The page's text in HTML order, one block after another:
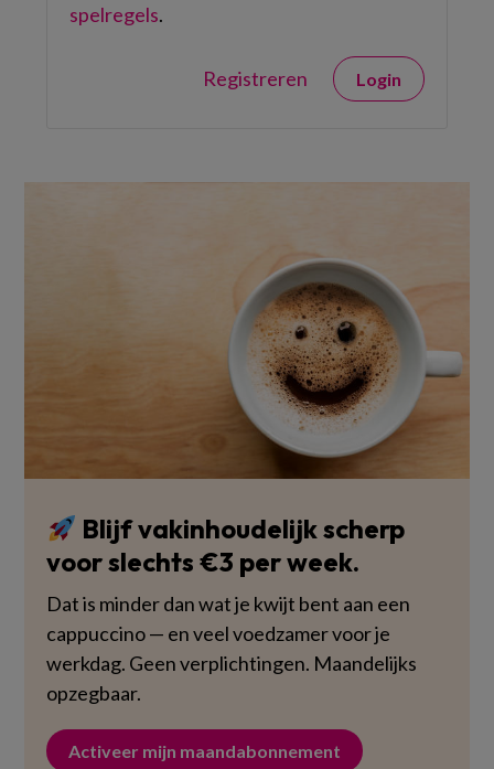
spelregels.
Registreren Login
Blijf vakinhoudelijk scherp
voor slechts €3 per week.
Dat is minder dan wat je kwijt bent aan een
cappuccino — en veel voedzamer voor je
werkdag. Geen verplichtingen. Maandelijks
opzegbaar.
Activeer mijn maandabonnement